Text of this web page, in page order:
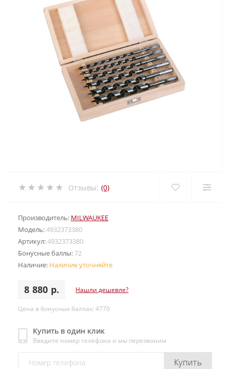
Отзывы: (0)
Производитель: MILWAUKEE
Модель:4932373380
Артикул:4932373380
Бонусные баллы:72
Наличие: Наличие уточняйте
8 880 р. Нашли дешевле?
Цена в бонусных баллах: 4770
Купить в один клик
Введите номер телефона и мы перезвоним
Купить